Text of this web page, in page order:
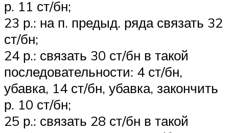
р. 11 ст/бн;
23 р.: на п. предыд. ряда связать 32
ст/бн;
24 р.: связать 30 ст/бн в такой
последовательности: 4 ст/бн,
убавка, 14 ст/бн, убавка, закончить
р. 10 ст/бн;
25 р.: связать 28 ст/бн в такой